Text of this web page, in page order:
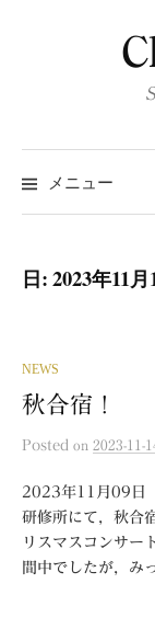
ス
キ
プ
メニュー
日:2023年11月
NEWS
秋合宿！
Posted on 2023-11-
2023年11月09日
研修所にて，秋合
リスマスコンサー
間中でしたが，み